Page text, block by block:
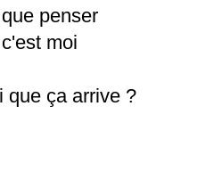
penser
moi
que ça arrive ?